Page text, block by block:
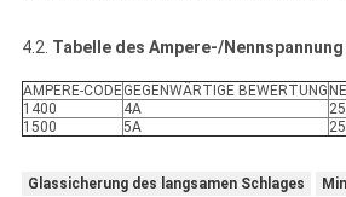
4.2. Tabelle des Ampere-/Nennspannung
AMPERE-CODEGEGENWÄRTIGE BEWERTUNG
1400
4A
1500
5A
Glassicherung des langsamen Schlages